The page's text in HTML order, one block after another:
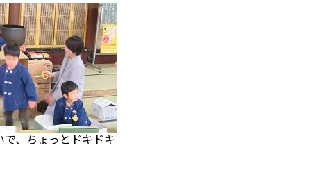
ちょっとドキドキ